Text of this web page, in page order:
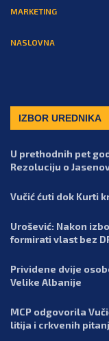
MARKETING
NASLOVNA
IZBOR UREDNIKA
U prethodnih pet
Rezoluciju o
Vučić ćuti dok Kurti
Urošević: Nakon
formirati vlast bez
Prividene dvije
Velike Albanije
MCP odgovorila
litija i crkvenih